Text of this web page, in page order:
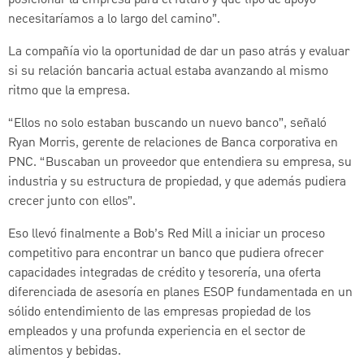
necesitaríamos a lo largo del camino”.
La compañía vio la oportunidad de dar un paso atrás y evaluar
si su relación bancaria actual estaba avanzando al mismo
ritmo que la empresa.
“Ellos no solo estaban buscando un nuevo banco”, señaló
Ryan Morris, gerente de relaciones de Banca corporativa en
PNC. “Buscaban un proveedor que entendiera su empresa, su
industria y su estructura de propiedad, y que además pudiera
crecer junto con ellos”.
Eso llevó finalmente a Bob’s Red Mill a iniciar un proceso
competitivo para encontrar un banco que pudiera ofrecer
capacidades integradas de crédito y tesorería, una oferta
diferenciada de asesoría en planes ESOP fundamentada en un
sólido entendimiento de las empresas propiedad de los
empleados y una profunda experiencia en el sector de
alimentos y bebidas.